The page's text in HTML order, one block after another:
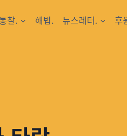
통찰. 해법. 뉴스레터. 후